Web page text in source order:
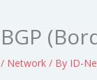
BGP
/ Network / By ID-